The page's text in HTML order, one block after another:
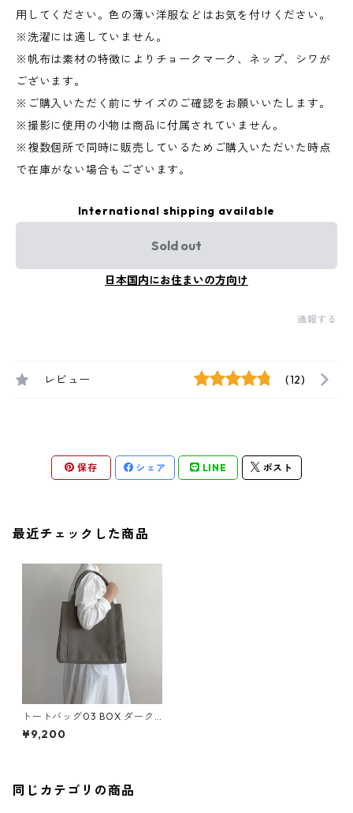
用してください。色の薄い洋服などはお気を付けください。
※洗濯には適していません。
※帆布は素材の特徴によりチョークマーク、ネップ、シワが
ございます。
※ご購入いただく前にサイズのご確認をお願いいたします。
※撮影に使用の小物は商品に付属されていません。
※複数個所で同時に販売しているためご購入いただいた時点
で在庫がない場合もございます。
International shipping available
Sold out
日本国内にお住まいの方向け
通報する
レビュー (12)
保存 シェア LINE ポスト
最近チェックした商品
トートバッグ03 BOX ダーク
グレー / 8号帆布
¥9,200
同じカテゴリの商品